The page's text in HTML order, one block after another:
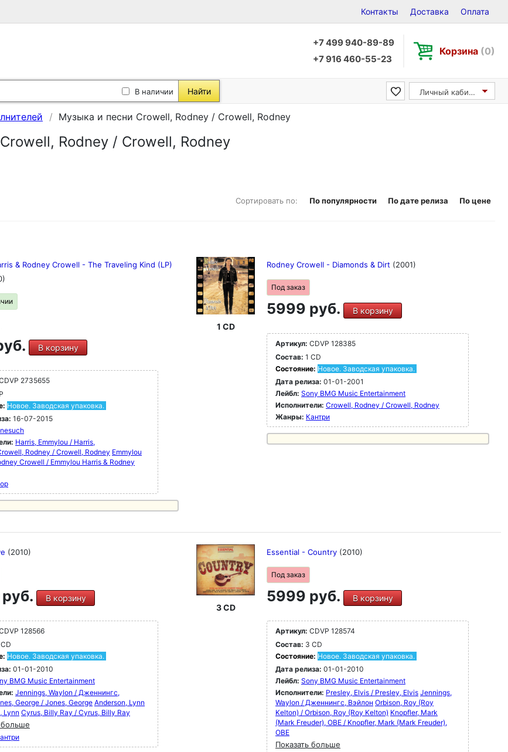
Контакты Доставка Оплата
+7 499 940-89-89
+7 916 460-55-23
Корзина (0)
В наличии Найти Личный кабинет
Музыка и песни Crowell, Rodney / Crowell, Rodney
Rodney / Crowell, Rodney
Сортировать по: По популярности По дате релиза По цене
& Rodney Crowell - The Traveling Kind (LP)
В корзину
2735655
Новое. Заводская упаковка.
16-07-2015
Harris, Emmylou / Harris,
Rodney / Crowell, Rodney Emmylou
Crowell / Emmylou Harris & Rodney
1 CD
Rodney Crowell - Diamonds & Dirt (2001)
Под заказ
5999 руб. В корзину
Артикул: CDVP 128385
Состав: 1 CD
Состояние: Новое. Заводская упаковка.
Дата релиза: 01-01-2001
Лейбл: Sony BMG Music Entertainment
Исполнители: Crowell, Rodney / Crowell, Rodney
Жанры: Кантри
(2010)
В корзину
128566
Новое. Заводская упаковка.
01-01-2010
BMG Music Entertainment
Jennings, Waylon / Дженнингс,
George / Jones, George Anderson, Lynn
Lynn Cyrus, Billy Ray / Cyrus, Billy Ray
больше
3 CD
Essential - Country (2010)
Под заказ
5999 руб. В корзину
Артикул: CDVP 128574
Состав: 3 CD
Состояние: Новое. Заводская упаковка.
Дата релиза: 01-01-2010
Лейбл: Sony BMG Music Entertainment
Исполнители: Presley, Elvis / Presley, Elvis Jennings,
Waylon / Дженнингс, Вэйлон Orbison, Roy (Roy
Kelton) / Orbison, Roy (Roy Kelton) Knopfler, Mark
(Mark Freuder), OBE / Knopfler, Mark (Mark Freuder),
OBE
Показать больше